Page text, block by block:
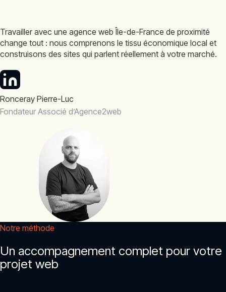
Travailler avec une agence web Île-de-France de proximité
change tout : nous comprenons le tissu économique local et
construisons des sites qui parlent réellement à votre marché.
Ronceray Pierre-Luc
Fondateur Associé d’Agence2web
Notre méthode
Un accompagnement complet pour votre
projet web